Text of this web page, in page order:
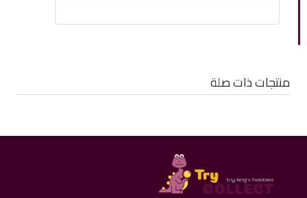
منتجات ذات صلة